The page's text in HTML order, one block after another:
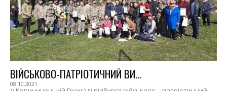
ВІЙСЬКОВО-ПАТРІОТИЧНИЙ ВИ...
08.10.2021